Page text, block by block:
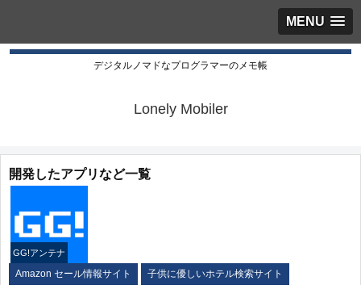
MENU
デジタルノマドなプログラマーのメモ帳
Lonely Mobiler
開発したアプリなど一覧
GG!アンテナ
Amazon セール情報サイト 子供に優しいホテル検索サイト